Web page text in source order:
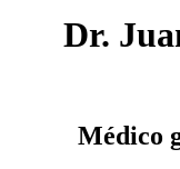
Dr.
Médico